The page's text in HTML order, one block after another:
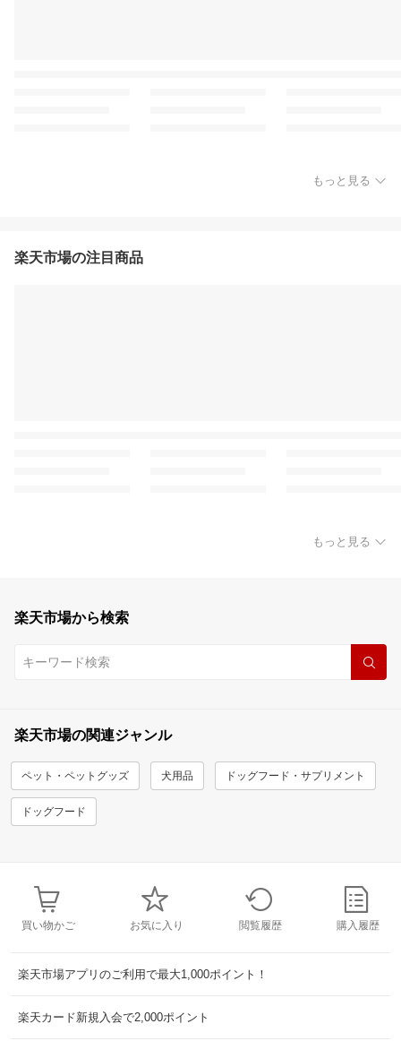
もっと見る
楽天市場の注目商品
もっと見る
楽天市場から検索
楽天市場の関連ジャンル
ペット・ペットグッズ 犬用品 ドッグフード・サプリメント
ドッグフード
買い物かご お気に入り 閲覧履歴 購入履歴
楽天市場アプリのご利用で最大1,000ポイント！
楽天カード新規入会で2,000ポイント